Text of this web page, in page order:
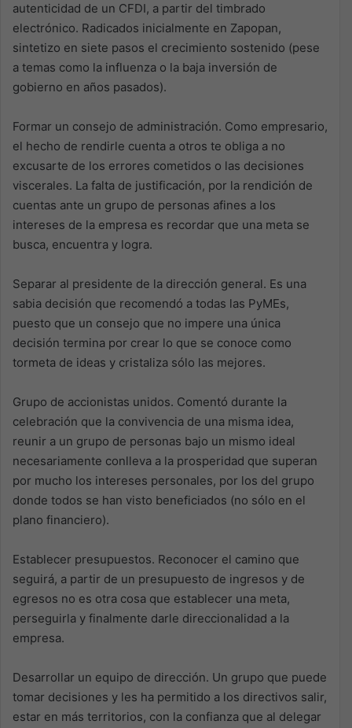
autenticidad de un CFDI, a partir del timbrado
electrónico. Radicados inicialmente en Zapopan,
sintetizo en siete pasos el crecimiento sostenido (pese
a temas como la influenza o la baja inversión de
gobierno en años pasados).
Formar un consejo de administración. Como empresario,
el hecho de rendirle cuenta a otros te obliga a no
excusarte de los errores cometidos o las decisiones
viscerales. La falta de justificación, por la rendición de
cuentas ante un grupo de personas afines a los
intereses de la empresa es recordar que una meta se
busca, encuentra y logra.
Separar al presidente de la dirección general. Es una
sabia decisión que recomendó a todas las PyMEs,
puesto que un consejo que no impere una única
decisión termina por crear lo que se conoce como
tormeta de ideas y cristaliza sólo las mejores.
Grupo de accionistas unidos. Comentó durante la
celebración que la convivencia de una misma idea,
reunir a un grupo de personas bajo un mismo ideal
necesariamente conlleva a la prosperidad que superan
por mucho los intereses personales, por los del grupo
donde todos se han visto beneficiados (no sólo en el
plano financiero).
Establecer presupuestos. Reconocer el camino que
seguirá, a partir de un presupuesto de ingresos y de
egresos no es otra cosa que establecer una meta,
perseguirla y finalmente darle direccionalidad a la
empresa.
Desarrollar un equipo de dirección. Un grupo que puede
tomar decisiones y les ha permitido a los directivos salir,
estar en más territorios, con la confianza que al delegar